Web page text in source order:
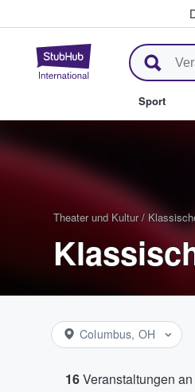
StubHub
Sport
Theater und Kultur /
Columbus, OH
16Veranstaltungen